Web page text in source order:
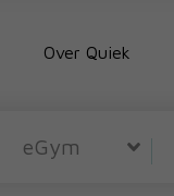
Over Quiek
eGym